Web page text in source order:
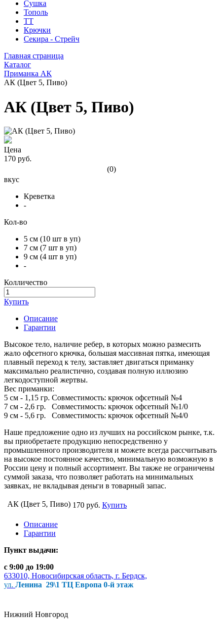
Сушка
Тополь
ТТ
Крючки
Секира - Стрейч
Главная страница
Каталог
Приманка АК
АК (Цвет 5, Пиво)
АК (Цвет 5, Пиво)
Цена
170 руб.
(0)
вкус
Креветка
-
Кол-во
5 см (10 шт в уп)
7 см (7 шт в уп)
9 см (4 шт в уп)
-
Колличество
Купить
Описание
Гарантии
Высокое тело, наличие ребер, в которых можно размесить
жало офсетного крючка, большая массивная пятка, имеющая
плавный переход к телу, заставляет двигаться приманку
максимально реалистично, создавая полную иллюзию
легкодоступной жертвы.
Вес приманки:
5 см - 1,15 гр. Совместимость: крючок офсетный №4
7 см - 2,6 гр. Совместимость: крючок офсетный №1/0
9 см - 5,6 гр. Совместимость: крючок офсетный №4/0
Наше предложение одно из лучших на российском рынке, т.к.
вы приобретаете продукцию непосредственно у
промышленного производителя и можете всегда рассчитывать
на высокое постоянное качество, минимальную возможную в
России цену и полный ассортимент. Вы также не ограничены
суммой заказа, что позволяет работать на минимальных
заявках, не вкладывая деньги в товарный запас.
АК (Цвет 5, Пиво) 170 руб. Купить
Описание
Гарантии
Пункт выдачи:
с 9:00 до 19:00
633010, Новосибирская область, г. Бердск,
ул. Ленина 29\1 ТЦ Европа 0-й этаж
Нижний Новгород